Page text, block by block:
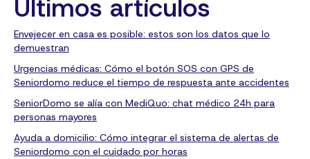
Últimos artículos
Envejecer en casa es posible: estos son los datos que lo
demuestran
Urgencias médicas: Cómo el botón SOS con GPS de
Seniordomo reduce el tiempo de respuesta ante accidentes
SeniorDomo se alía con MediQuo: chat médico 24h para
personas mayores
Ayuda a domicilio: Cómo integrar el sistema de alertas de
Seniordomo con el cuidado por horas